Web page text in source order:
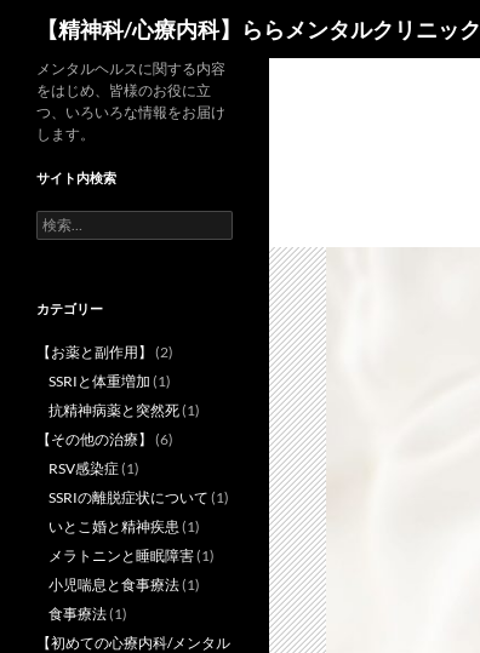
【精神科/心療内科】ららメンタルクリニック
メンタルヘルスに関する内容
をはじめ、皆様のお役に立
つ、いろいろな情報をお届け
します。
サイト内検索
検
索:
カテゴリー
【お薬と副作用】
(2)
SSRIと体重増加 (1)
抗精神病薬と突然死(1)
【その他の治療】
(6)
RSV感染症(1)
SSRIの離脱症状について (1)
いとこ婚と精神疾患 (1)
メラトニンと睡眠障害(1)
小児喘息と食事療法(1)
食事療法(1)
【初めての心療内科/メンタル